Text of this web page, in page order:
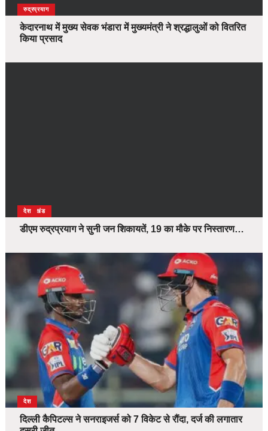
उत्तराखंड
देश
रुद्रप्रयाग
केदारनाथ में मुख्य सेवक भंडारा में मुख्यमंत्री ने श्रद्धालुओं को वितरित
किया प्रसाद
उत्तराखंड
देश
डीएम रुद्रप्रयाग ने सुनी जन शिकायतें, 19 का मौके पर निस्तारण…
देश
दिल्ली कैपिटल्स ने सनराइजर्स को 7 विकेट से रौंदा, दर्ज की लगातार